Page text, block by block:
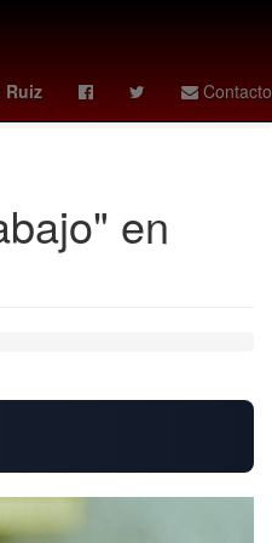
Ruiz Contacto
Medicina
Tienda
en